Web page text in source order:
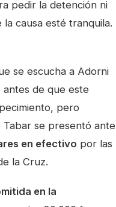
pedir la detención ni
causa esté tranquila.
se escucha a Adorni
antes de que este
pero
Tabar se presentó ante
en efectivo por las
la Cruz.
en la